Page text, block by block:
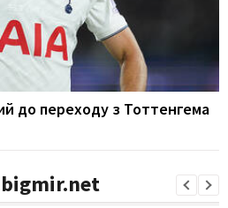
до переходу з Тоттенгема